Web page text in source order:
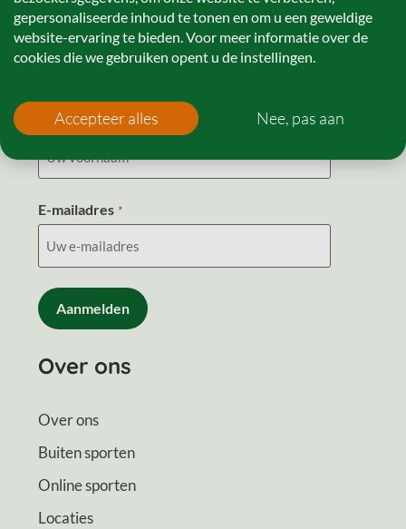
Nieuwsbrief
Voornaam *
E-mailadres *
CAPTCHA
Over ons
Over ons
Buiten sporten
Online sporten
Locaties
gepersonaliseerde inhoud te tonen en om u een geweldige
website-ervaring te bieden. Voor meer informatie over de
cookies die we gebruiken opent u de instellingen.
Accepteer alles Nee, pas aan